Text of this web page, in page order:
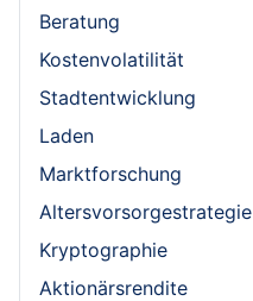
Beratung
Kostenvolatilität
Stadtentwicklung
Laden
Marktforschung
Altersvorsorgestrategie
Kryptographie
Aktionärsrendite